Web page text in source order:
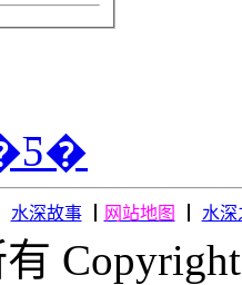
水深故事┃ 网站地图 水深